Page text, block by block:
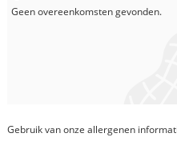
Geen overeenkomsten gevonden.
Gebruik van onze allergenen